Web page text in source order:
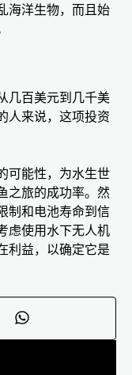
海洋生物，而且始
几百美元到几千美
人来说，这项投资
可能性，为水生世
之旅的成功率。然
制和电池寿命到信
虑使用水下无人机
利益，以确定它是